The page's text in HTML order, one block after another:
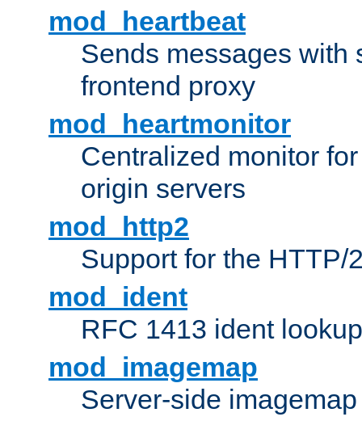
mod_heartbeat
Sends messages with
frontend proxy
mod_heartmonitor
Centralized monitor
origin servers
mod_http2
Support for the HTTP/
mod_ident
RFC 1413 ident
mod_imagemap
Server-side